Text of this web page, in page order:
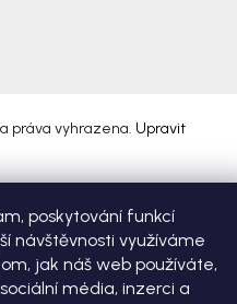
poskytování funkcí
návštěvnosti využíváme
jak náš web používáte,
média, inzerci a
práva vyhrazena. Upravit